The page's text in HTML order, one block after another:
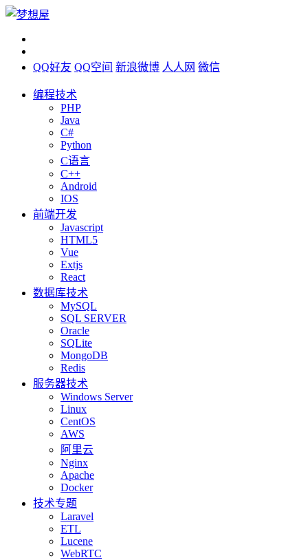
QQ好友 QQ空间 新浪微博 人人网 微信
编程技术
PHP
Java
C#
Python
C语言
C++
Android
IOS
前端开发
Javascript
HTML5
Vue
Extjs
React
数据库技术
MySQL
SQL SERVER
Oracle
SQLite
MongoDB
Redis
服务器技术
Windows Server
Linux
CentOS
AWS
阿里云
Nginx
Apache
Docker
技术专题
Laravel
ETL
Lucene
WebRTC